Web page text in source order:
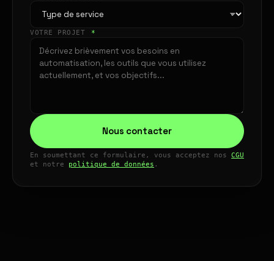
VOTRE PROJET *
Nous contacter
En soumettant ce formulaire, vous acceptez nos CGU
et notre politique de données .